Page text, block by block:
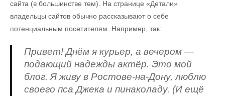
сайта (в большинстве тем). На странице «Детали»
владельцы сайтов обычно рассказывают о себе
потенциальным посетителям. Например, так:
Привет! Днём я курьер, а вечером —
подающий надежды актёр. Это мой
блог. Я живу в Ростове-на-Дону, люблю
своего пса Джека и пинаколаду. (И ещё